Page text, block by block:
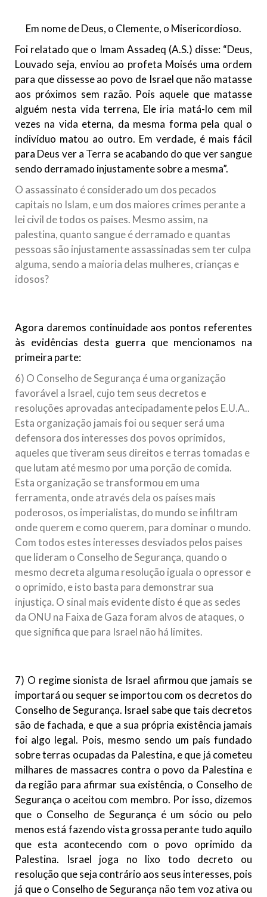
10 DE NOVEMBRO DE 2013
Falecimento do Imam Ali Ibn Al-Hussein
(A.S.)
Em nome de Deus, o Clemente, o Misericordioso! Diante da
data em que relembramos o martírio do quarto Imam dos
muçulmanos, o Imam Ali Ibn Al-Hussein Ibn Ali Ibn Abi Táleb
3 DE JULHO DE 2014
Centro Islâmico no Brasil recebe o ex-
ministro das Relações Exteriores da
República Islâmica do Irã
Na noite da quinta-feira, 03 de Abril, o Centro Islâmico no
Brasil recebeu em sua sede, em São Paulo, o ex-ministro das
Relações Exteriores da República Islâmica do Irã, Sr. Kamal
Em nome de Deus, o Clemente, o Misericordioso.
Foi relatado que o Imam Assadeq (A.S.) disse: “Deus,
Louvado seja, enviou ao profeta Moisés uma ordem
para que dissesse ao povo de Israel que não matasse
aos próximos sem razão. Pois aquele que matasse
alguém nesta vida terrena, Ele iria matá-lo cem mil
vezes na vida eterna, da mesma forma pela qual o
indivíduo matou ao outro. Em verdade, é mais fácil
para Deus ver a Terra se acabando do que ver sangue
sendo derramado injustamente sobre a mesma”.
O assassinato é considerado um dos pecados
capitais no Islam, e um dos maiores crimes perante a
lei civil de todos os paises. Mesmo assim, na
palestina, quanto sangue é derramado e quantas
pessoas são injustamente assassinadas sem ter culpa
alguma, sendo a maioria delas mulheres, crianças e
idosos?
Agora daremos continuidade aos pontos referentes
às evidências desta guerra que mencionamos na
primeira parte:
6) O Conselho de Segurança é uma organização
favorável a Israel, cujo tem seus decretos e
resoluções aprovadas antecipadamente pelos E.U.A..
Esta organização jamais foi ou sequer será uma
defensora dos interesses dos povos oprimidos,
aqueles que tiveram seus direitos e terras tomadas e
que lutam até mesmo por uma porção de comida.
Esta organização se transformou em uma
ferramenta, onde através dela os países mais
poderosos, os imperialistas, do mundo se infiltram
onde querem e como querem, para dominar o mundo.
Com todos estes interesses desviados pelos paises
que lideram o Conselho de Segurança, quando o
mesmo decreta alguma resolução iguala o opressor e
o oprimido, e isto basta para demonstrar sua
injustiça. O sinal mais evidente disto é que as sedes
da ONU na Faixa de Gaza foram alvos de ataques, o
que significa que para Israel não há limites.
7) O regime sionista de Israel afirmou que jamais se
importará ou sequer se importou com os decretos do
Conselho de Segurança. Israel sabe que tais decretos
são de fachada, e que a sua própria existência jamais
foi algo legal. Pois, mesmo sendo um país fundado
sobre terras ocupadas da Palestina, e que já cometeu
milhares de massacres contra o povo da Palestina e
da região para afirmar sua existência, o Conselho de
Segurança o aceitou com membro. Por isso, dizemos
que o Conselho de Segurança é um sócio ou pelo
menos está fazendo vista grossa perante tudo aquilo
que esta acontecendo com o povo oprimido da
Palestina. Israel joga no lixo todo decreto ou
resolução que seja contrário aos seus interesses, pois
já que o Conselho de Segurança não tem voz ativa ou